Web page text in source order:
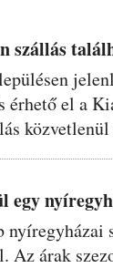
szállás
érhető el a
közvetlenül
egy
nyíregyházai
árak